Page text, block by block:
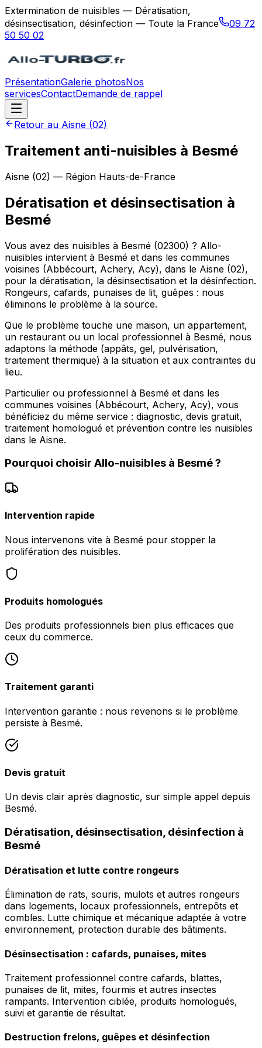
Extermination de nuisibles — Dératisation,
désinsectisation, désinfection — Toute la France
09 72
50 50 02
PrésentationGalerie photosNos
servicesContactDemande de rappel
Retour au Aisne (02)
Traitement anti-nuisibles à Besmé
Aisne (02) — Région Hauts-de-France
Dératisation et désinsectisation à
Besmé
Vous avez des nuisibles à Besmé (02300) ? Allo-
nuisibles intervient à Besmé et dans les communes
voisines (Abbécourt, Achery, Acy), dans le Aisne (02),
pour la dératisation, la désinsectisation et la désinfection.
Rongeurs, cafards, punaises de lit, guêpes : nous
éliminons le problème à la source.
Que le problème touche une maison, un appartement,
un restaurant ou un local professionnel à Besmé, nous
adaptons la méthode (appâts, gel, pulvérisation,
traitement thermique) à la situation et aux contraintes du
lieu.
Particulier ou professionnel à Besmé et dans les
communes voisines (Abbécourt, Achery, Acy), vous
bénéficiez du même service : diagnostic, devis gratuit,
traitement homologué et prévention contre les nuisibles
dans le Aisne.
Pourquoi choisir Allo-nuisibles à Besmé?
Intervention rapide
Nous intervenons vite à Besmé pour stopper la
prolifération des nuisibles.
Produits homologués
Des produits professionnels bien plus efficaces que
ceux du commerce.
Traitement garanti
Intervention garantie : nous revenons si le problème
persiste à Besmé.
Devis gratuit
Un devis clair après diagnostic, sur simple appel depuis
Besmé.
Dératisation, désinsectisation, désinfection à
Besmé
Dératisation et lutte contre rongeurs
Élimination de rats, souris, mulots et autres rongeurs
dans logements, locaux professionnels, entrepôts et
combles. Lutte chimique et mécanique adaptée à votre
environnement, protection durable des bâtiments.
Désinsectisation : cafards, punaises, mites
Traitement professionnel contre cafards, blattes,
punaises de lit, mites, fourmis et autres insectes
rampants. Intervention ciblée, produits homologués,
suivi et garantie de résultat.
Destruction frelons, guêpes et désinfection